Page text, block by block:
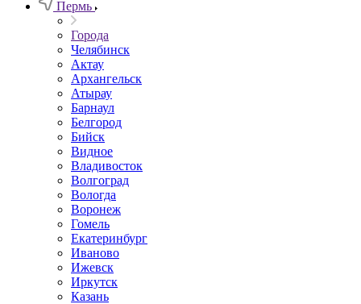
Пермь
Города
Челябинск
Актау
Архангельск
Атырау
Барнаул
Белгород
Бийск
Видное
Владивосток
Волгоград
Вологда
Воронеж
Гомель
Екатеринбург
Иваново
Ижевск
Иркутск
Казань